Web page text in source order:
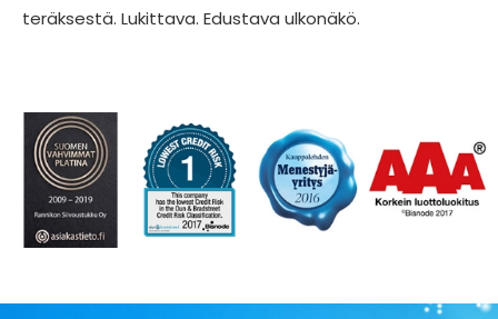
teräksestä. Lukittava. Edustava ulkonäkö.